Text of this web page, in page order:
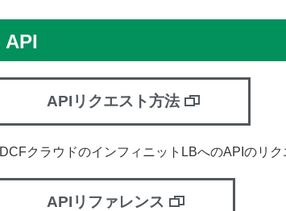
API
APIリクエスト方法
IDCFクラウドのインフィニットLBへのAPIのリ
APIリファレンス